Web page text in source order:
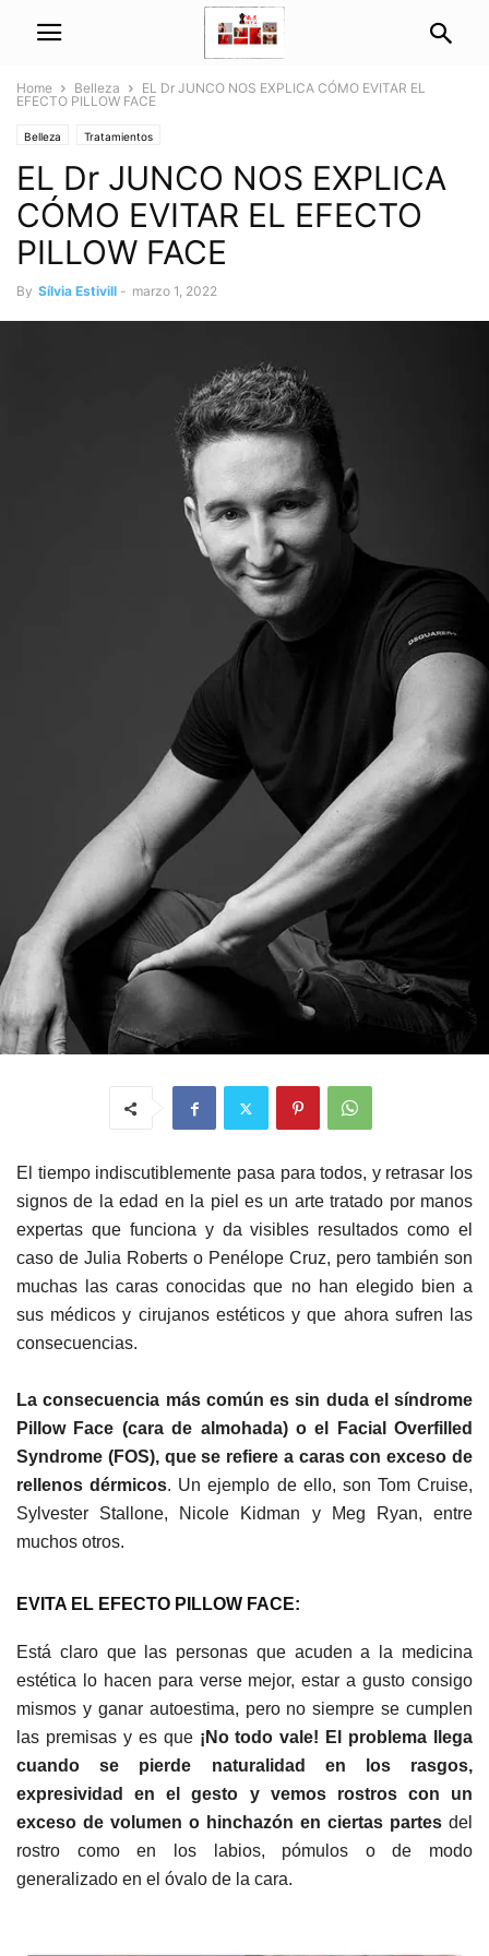
Home Belleza
EL Dr JUNCO NOS EXPLICA CÓMO EVITAR EL
EFECTO PILLOW FACE
Belleza Tratamientos
EL Dr JUNCO NOS EXPLICA
CÓMO EVITAR EL EFECTO
PILLOW FACE
By Sílvia Estivill - marzo 1, 2022
El tiempo indiscutiblemente pasa para todos, y retrasar los
signos de la edad en la piel es un arte tratado por manos
expertas que funciona y da visibles resultados como el
caso de Julia Roberts o Penélope Cruz, pero también son
muchas las caras conocidas que no han elegido bien a
sus médicos y cirujanos estéticos y que ahora sufren las
consecuencias.
La consecuencia más común es sin duda el síndrome
Pillow Face (cara de almohada) o el Facial Overfilled
Syndrome (FOS), que se refiere a caras con exceso de
rellenos dérmicos. Un ejemplo de ello, son Tom Cruise,
Sylvester Stallone, Nicole Kidman y Meg Ryan, entre
muchos otros.
EVITA EL EFECTO PILLOW FACE:
Está claro que las personas que acuden a la medicina
estética lo hacen para verse mejor, estar a gusto consigo
mismos y ganar autoestima, pero no siempre se cumplen
las premisas y es que ¡No todo vale! El problema llega
cuando se pierde naturalidad en los rasgos,
expresividad en el gesto y vemos rostros con un
exceso de volumen o hinchazón en ciertas partes del
rostro como en los labios, pómulos o de modo
generalizado en el óvalo de la cara.